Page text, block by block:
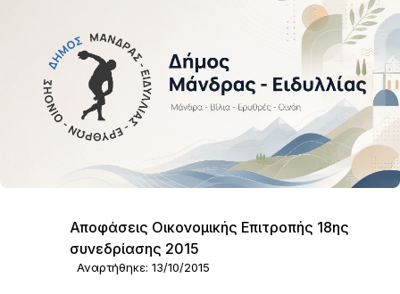
Αποφάσεις Οικονομικής Επιτροπής 18ης
συνεδρίασης 2015
Αναρτήθηκε: 13/10/2015